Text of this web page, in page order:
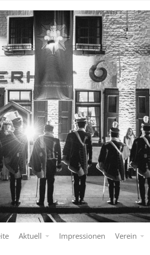
Aktuell Impressionen Verein